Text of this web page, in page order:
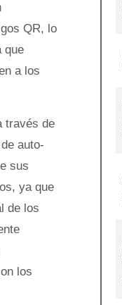
QR, lo
que
a los
través de
auto-
sus
ya que
de los
los